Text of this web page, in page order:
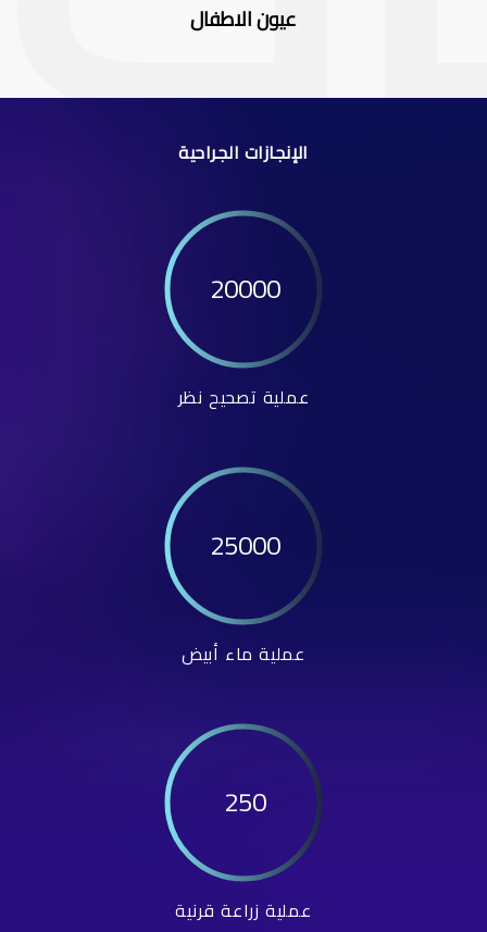
عيون الاطفال
الإنجازات الجراحية
20000
عملية تصحيح نظر
25000
عملية ماء أبيض
250
عملية زراعة قرنية